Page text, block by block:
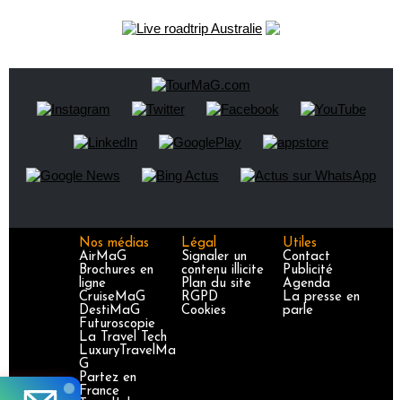
Nos médias
AirMaG
Brochures en
ligne
CruiseMaG
DestiMaG
Futuroscopie
La Travel Tech
LuxuryTravelMa
G
Partez en
France
Légal
Signaler un
contenu illicite
Plan du site
RGPD
Cookies
Utiles
Contact
Publicité
Agenda
La presse en
parle